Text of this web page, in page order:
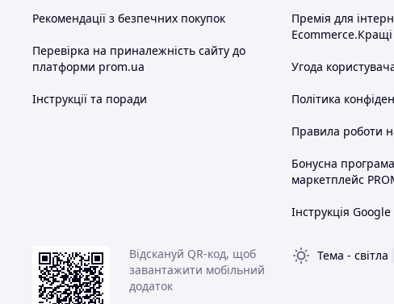
Рекомендації з безпечних покупок
Перевірка на приналежність сайту до
платформи prom.ua
Інструкції та поради
Премія для
Ecommerce.Кращі
Угода
Політика
Правила роботи
Бонусна
маркетплейс
Інструкція
Відскануй QR-код, щоб
завантажити мобільний
додаток
Тема - світла